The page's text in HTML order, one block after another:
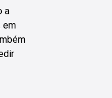
a
em